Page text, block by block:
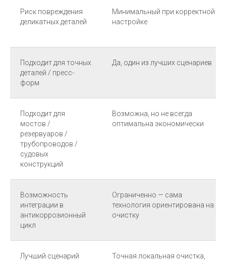
Риск повреждения
деликатных деталей
Минимальный при корректной
настройке
Подходит для точных
деталей / пресс-
форм
Да, один из лучших сценариев
Подходит для
мостов /
резервуаров /
трубопроводов /
судовых
конструкций
Возможна, но не всегда
оптимальна экономически
Возможность
интеграции в
антикоррозионный
цикл
Ограниченно — сама
технология ориентирована на
очистку
Лучший сценарий
Точная локальная очистка,